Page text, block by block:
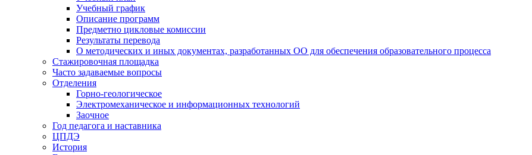
Учебный график
Описание программ
Предметно цикловые комиссии
Результаты перевода
О методических и иных документах, разработанных ОО для обеспечения образовательного процесса
Стажировочная площадка
Часто задаваемые вопросы
Отделения
Горно-геологическое
Электромеханическое и информационных технологий
Заочное
Год педагога и наставника
ЦПДЭ
История